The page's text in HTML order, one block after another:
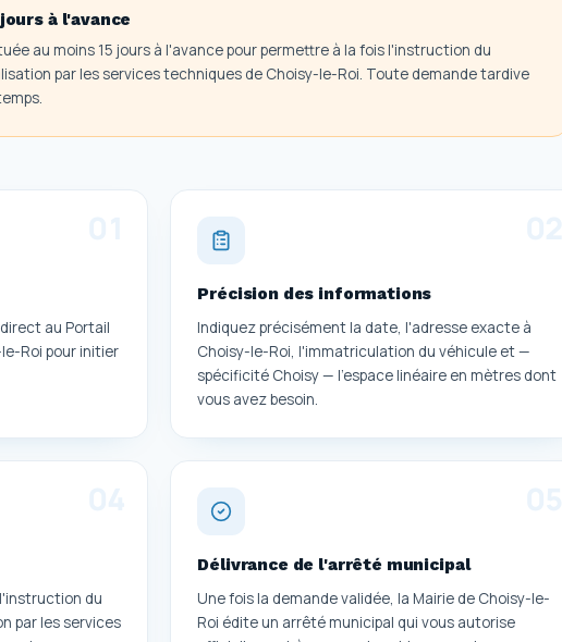
à l'avance
au moins 15 jours à l'avance pour permettre à la fois l'instruction du
par les services techniques de Choisy-le-Roi. Toute demande tardive
au Portail
Roi pour initier
Précision des informations
Indiquez précisément la date, l'adresse exacte à
Choisy-le-Roi, l'immatriculation du véhicule et —
spécificité Choisy — l'espace linéaire en mètres dont
vous avez besoin.
du
par les services
Délivrance de l'arrêté municipal
Une fois la demande validée, la Mairie de Choisy-le-
Roi édite un arrêté municipal qui vous autorise